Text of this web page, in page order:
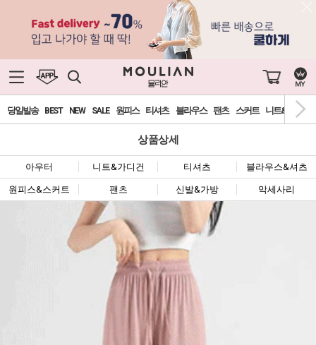
당일발송 BEST NEW SALE 원피스 티셔츠 블라우스 팬츠 스커트 니트&가디건
상품상세
아우터 니트&가디건 티셔츠 블라우스&셔츠
원피스&스커트 팬츠 신발&가방 악세사리